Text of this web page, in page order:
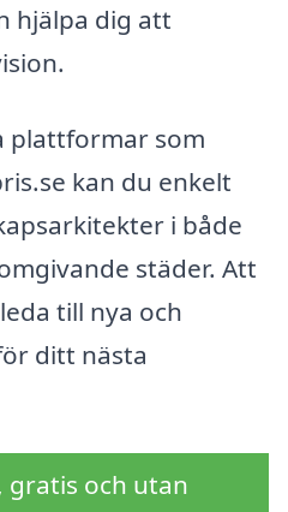
hjälpa dig att
plattformar som
kan du enkelt
i både
städer. Att
till nya och
ditt nästa
gratis och utan